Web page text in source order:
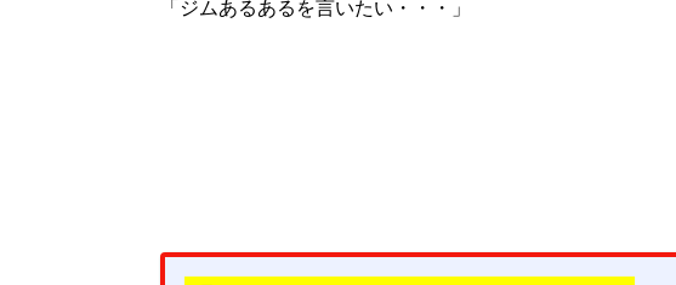
「ジムあるあるを言いたい・・・」